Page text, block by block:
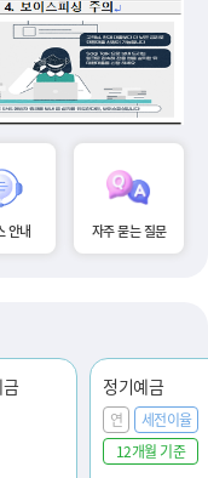
안내 자주 묻는 질문
정기예금
연
세전이율
12개월 기준